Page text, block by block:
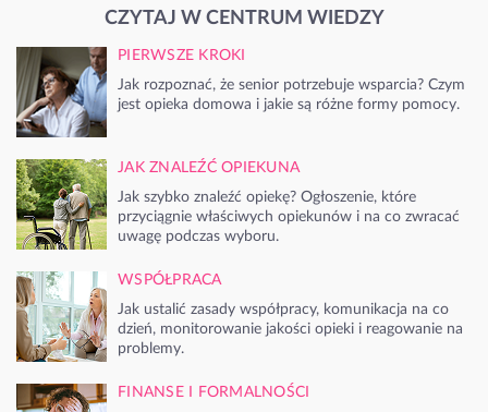
CZYTAJ W CENTRUM WIEDZY
PIERWSZE KROKI
Jak rozpoznać, że senior potrzebuje wsparcia? Czym
jest opieka domowa i jakie są różne formy pomocy.
JAK ZNALEŹĆ OPIEKUNA
Jak szybko znaleźć opiekę? Ogłoszenie, które
przyciągnie właściwych opiekunów i na co zwracać
uwagę podczas wyboru.
WSPÓŁPRACA
Jak ustalić zasady współpracy, komunikacja na co
dzień, monitorowanie jakości opieki i reagowanie na
problemy.
FINANSE I FORMALNOŚCI